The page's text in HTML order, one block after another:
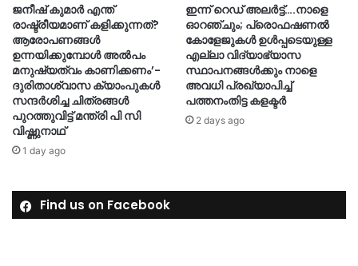
ജനീഷ് കുമാർ എന്ത്
രാഷ്ട്രീയമാണ് കളിക്കുന്നത്?
ആരോപണങ്ങൾ
ഉന്നയിക്കുമ്പോൾ അൽപം
മനുഷ്യത്വം കാണിക്കണം’-
ദുരിതാശ്വാസ ക്യാംപുകള്‍
സന്ദര്‍ശിച്ച ചിത്രങ്ങള്‍
പുറത്തുവിട്ട് മന്ത്രി പി സി
വിഷ്ണുനാഥ്
1 day ago
ഇന്ന് റെഡ് അലർട്ട്….നാളെ
ഓറഞ്ചും; പ്രൊഫഷണൽ
കോളേജുകൾ ഉൾപ്പടെയുള്ള
എല്ലാ വിദ്യാഭ്യാസ
സ്ഥാപനങ്ങൾക്കും നാളെ
അവധി പ്രഖ്യാപിച്ച്
പത്തനംതിട്ട കളക്ടർ
2 days ago
Find us on Facebook